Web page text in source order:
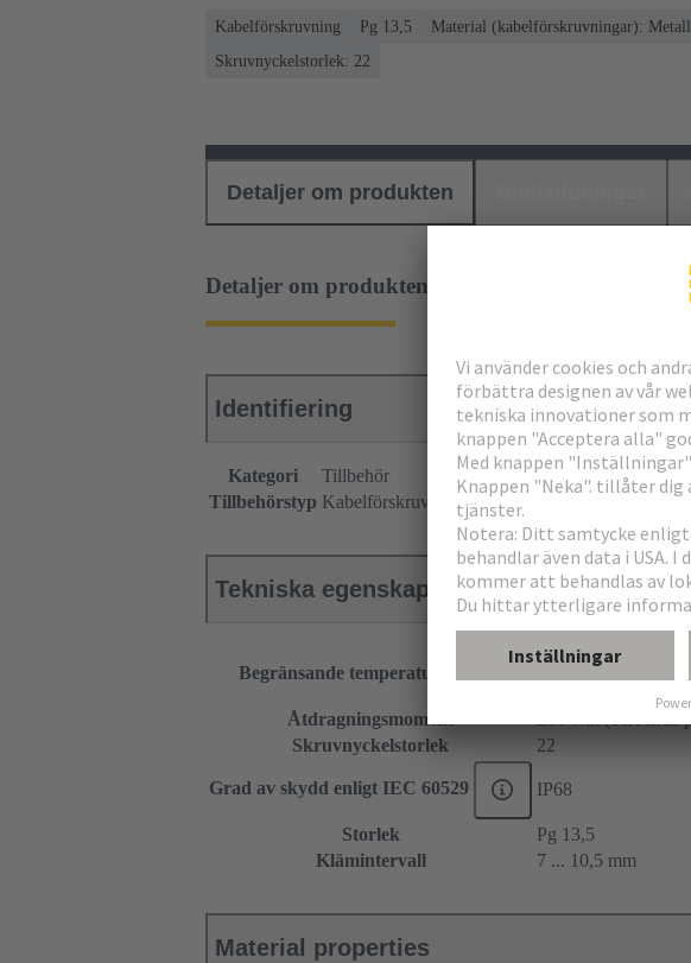
Kabelförskruvning Pg 13,5 Material (kabelförskruvningar): Metall
Skruvnyckelstorlek: 22
Detaljer om produkten
Detaljer om produkten
Identifiering
Kategori
Tillbehör
Tillbehörstyp Kabelförskruvning
Tekniska egenskaper
Begränsande temperatur
Åtdragningsmoment
Skruvnyckelstorlek
22
Grad av skydd enligt IEC 60529 IP68
Storlek
Pg 13,5
Klämintervall
7 ... 10,5 mm
Material properties